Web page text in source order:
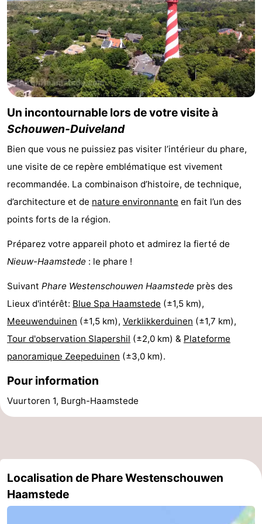
Sportive
Equitation
Observation
des
phoques
Boire
et
manger
Événements
Pratiques
Forum
Route
Stationnement
Adresses
Hollande-
Méridionale
-
Leiden
Bollenstreek
-
Nature
Hollands
Duin
-
Noordwijk
-
Katwijk
-
Haye
Rotterdam
-
Un incontournable lors de votre visite à
Schouwen-Duiveland
Bien que vous ne puissiez pas visiter l’intérieur du phare,
une visite de ce repère emblématique est vivement
recommandée. La combinaison d’histoire, de technique,
d’architecture et de nature environnante en fait l’un des
points forts de la région.
Préparez votre appareil photo et admirez la fierté de
Nieuw-Haamstede : le phare !
Suivant Phare Westenschouwen Haamstede près des
Lieux d'intérêt: Blue Spa Haamstede (±1,5 km),
Meeuwenduinen (±1,5 km), Verklikkerduinen (±1,7 km),
Tour d'observation Slapershil (±2,0 km) & Plateforme
panoramique Zeepeduinen (±3,0 km).
Pour information
Vuurtoren 1, Burgh-Haamstede
Localisation de Phare Westenschouwen
Haamstede